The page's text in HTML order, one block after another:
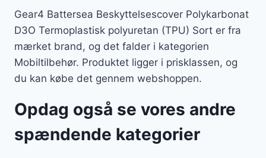
Gear4 Battersea Beskyttelsescover Polykarbonat
D3O Termoplastisk polyuretan (TPU) Sort er fra
mærket brand, og det falder i kategorien
Mobiltilbehør. Produktet ligger i prisklassen, og
du kan købe det gennem webshoppen.
Opdag også se vores andre
spændende kategorier